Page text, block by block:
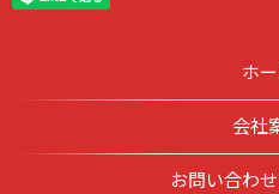
ホ
会社
お問い合わ